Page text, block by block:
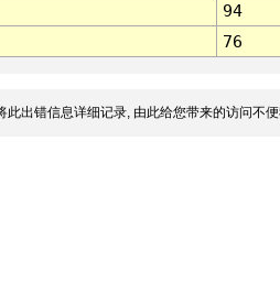
94
76
此出错信息详细记录, 由此给您带来的访问不